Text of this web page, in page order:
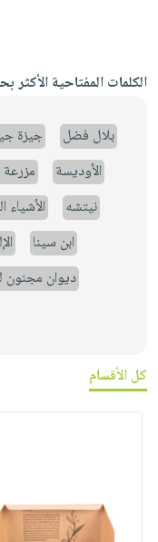
الكلمات المفتاحية الأكثر
بلال فضل جيزة
الأوديسة
مزرعة
نيتشه
الأشياء
ابن سينا
ديوان مجنون
كل الأقسام